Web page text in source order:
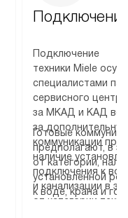
Подключение
техники Miele
специалистами
сервисного
за МКАД и КАД
за
коммуникации
наличие
подключения к
и канализации в
от категории
Готовые
предполагают, в
от категории,
установленной
к воде, крана и